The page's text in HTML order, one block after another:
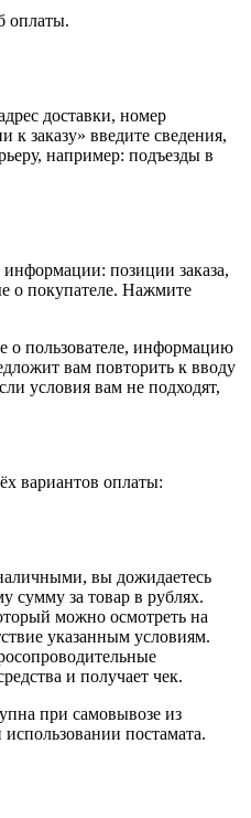
оплаты.
доставки, номер
заказу» введите сведения,
например: подъезды в
информации: позиции заказа,
о покупателе. Нажмите
о пользователе, информацию
вам повторить к вводу
условия вам не подходят,
вариантов оплаты:
вы дожидаетесь
сумму за товар в рублях.
можно осмотреть на
указанным условиям.
и получает чек.
при самовывозе из
постамата.